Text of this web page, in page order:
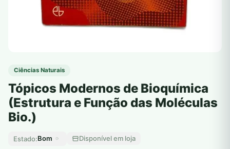
Ciências Naturais
Tópicos Modernos de Bioquímica
(Estrutura e Função das Moléculas
Bio.)
Estado:Bom Disponível em loja